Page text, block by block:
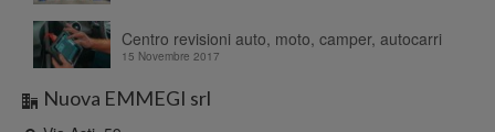
Centro revisioni auto, moto, camper, autocarri
15 Novembre 2017
Nuova EMMEGI srl